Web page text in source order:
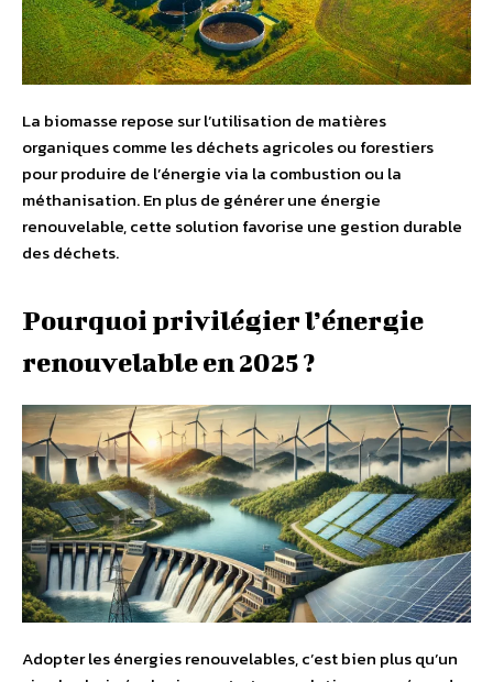
La biomasse repose sur l’utilisation de matières
organiques comme les déchets agricoles ou forestiers
pour produire de l’énergie via la combustion ou la
méthanisation. En plus de générer une énergie
renouvelable, cette solution favorise une gestion durable
des déchets.
Pourquoi privilégier l’énergie
renouvelable en 2025 ?
Adopter les énergies renouvelables, c’est bien plus qu’un